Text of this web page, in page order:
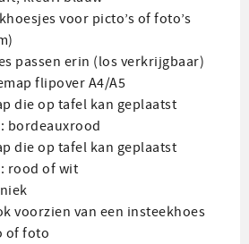
voor picto’s of foto’s
passen erin (los verkrijgbaar)
flipover A4/A5
die op tafel kan geplaatst
bordeauxrood
die op tafel kan geplaatst
rood of wit
voorzien van een insteekhoes
of foto